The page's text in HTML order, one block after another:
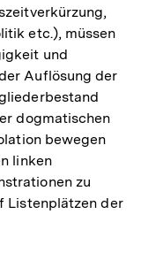
etc.), müssen
und
Auflösung der
dogmatischen
bewegen
linken
zu
Listenplätzen der